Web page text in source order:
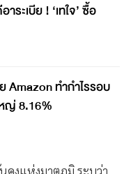
ะเบีย ! ‘เทใจ’ ซื้อ
Amazon ทำกำไรรอบ
ญ่ 8.16%
คงแห่งมาตุภูมิ ระบุว่า